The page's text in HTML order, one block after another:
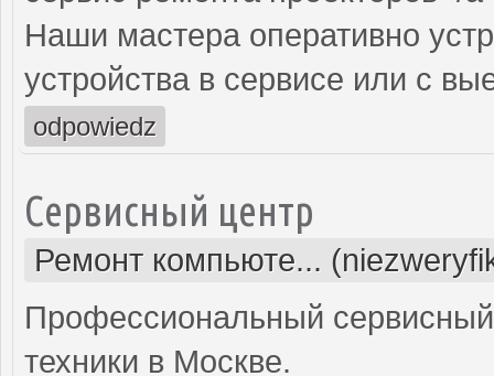
Наши мастера оперативно
устройства в сервисе или с
odpowiedz
Сервисный центр
Ремонт компьюте...
Профессиональный
техники в Москве.